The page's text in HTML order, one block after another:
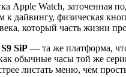
Apple Watch, заточенная
к дайвингу, физическая
который часть жизни
S9 SiP — та же платформа,
обычные часы той же
листать меню, чем